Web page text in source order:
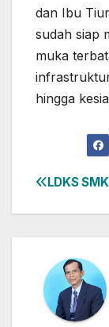
dan Ibu
sudah siap
muka
hingga
Post
LDKS